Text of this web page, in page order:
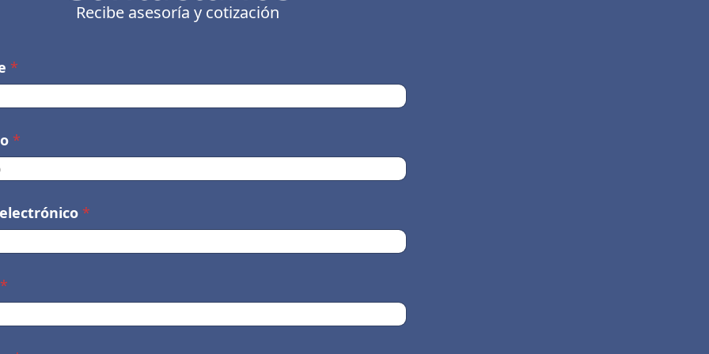
Recibe asesoría y cotización
*
*
*
*